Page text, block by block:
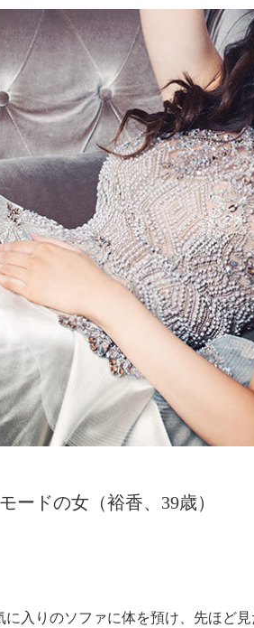
ードの女（裕香、39歳）
入りのソファに体を預け、先ほど見